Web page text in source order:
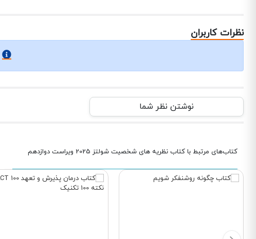
نظرات کاربران
نوشتن نظر شما
کتاب‌های مرتبط با کتاب نظریه های شخصیت شولتز 2025 ویراست دوازدهم